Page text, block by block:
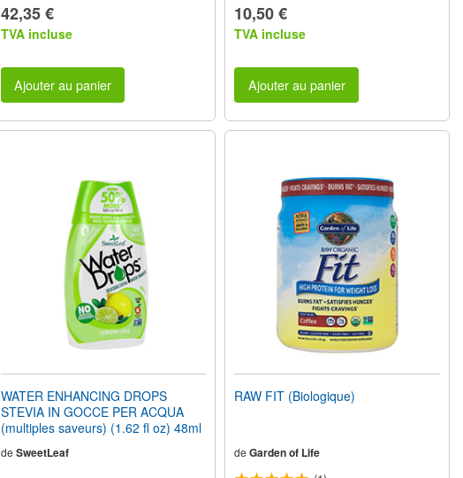
42,35 €
TVA incluse
Ajouter au panier
10,50 €
TVA incluse
Ajouter au panier
WATER ENHANCING DROPS
STEVIA IN GOCCE PER ACQUA
(multiples saveurs) (1.62 fl oz) 48ml
de SweetLeaf
RAW FIT (Biologique)
de Garden of Life